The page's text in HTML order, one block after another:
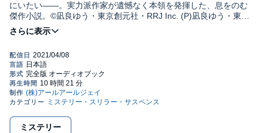
にいたい――。実力派作家が遺憾なく本領を発揮した、息をのむ
傑作小説。©凪良ゆう・東京創元社・RRJ Inc. (P)凪良ゆう・東京
創元社・RRJ Inc.
ミステリー